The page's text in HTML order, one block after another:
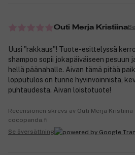
Outi Merja Kristiina
Uusi "rakkaus"! Tuote-esittelyssä
shampoo sopii jokapäiväiseen pesuun
hellä päänahalle. Aivan tämä pitää
lopputulos on tunne hyvinvoinnista,
puhtaudesta. Aivan loistotuote!
Recensionen skrevs av Outi Merja
cocopanda.fi
Se översättning